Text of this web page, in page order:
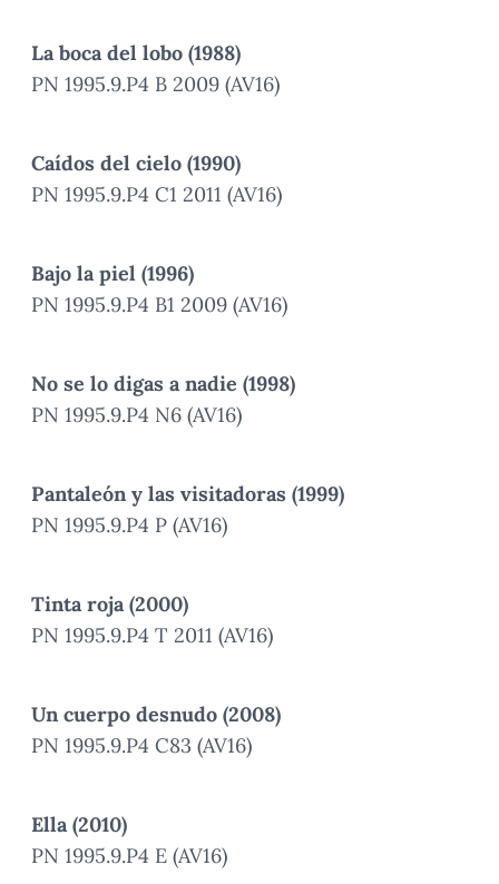
La boca del lobo (1988)
PN 1995.9.P4 B 2009 (AV16)
Caídos del cielo (1990)
PN 1995.9.P4 C1 2011 (AV16)
Bajo la piel (1996)
PN 1995.9.P4 B1 2009 (AV16)
No se lo digas a nadie (1998)
PN 1995.9.P4 N6 (AV16)
Pantaleón y las visitadoras (1999)
PN 1995.9.P4 P (AV16)
Tinta roja (2000)
PN 1995.9.P4 T 2011 (AV16)
Un cuerpo desnudo (2008)
PN 1995.9.P4 C83 (AV16)
Ella (2010)
PN 1995.9.P4 E (AV16)